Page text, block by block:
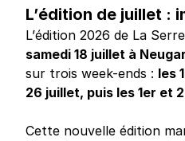
L’édition de juillet :
L’édition 2026 de La
samedi 18 juillet à
sur trois week-ends : les
26 juillet, puis les 1er et
Cette nouvelle édition